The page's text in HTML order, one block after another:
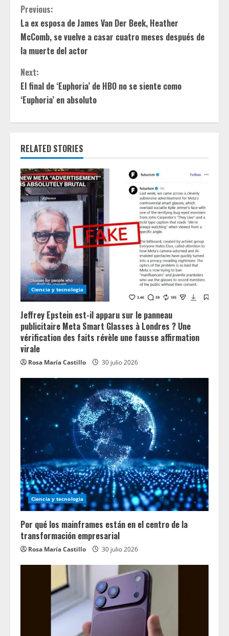
C
o
n
t
i
n
u
e
R
e
i
n
g
Previous:
La ex esposa de James Van Der Beek, Heather
McComb, se vuelve a casar cuatro meses después de
la muerte del actor
Next:
El final de ‘Euphoria’ de HBO no se siente como
‘Euphoria’ en absoluto
RELATED STORIES
Ciencia y tecnologia
Jeffrey Epstein est-il apparu sur le panneau
publicitaire Meta Smart Glasses à Londres ? Une
vérification des faits révèle une fausse affirmation
virale
Rosa María Castillo 30 julio 2026
Ciencia y tecnologia
Por qué los mainframes están en el centro de la
transformación empresarial
Rosa María Castillo 30 julio 2026